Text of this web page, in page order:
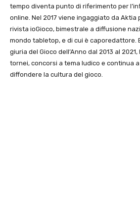
tempo diventa punto di riferimento per
online. Nel 2017 viene ingaggiato da Aktia
rivista ioGioco, bimestrale a diffusione
mondo tabletop, e di cui è caporedattore.
giuria del Gioco dell’Anno dal 2013 al
tornei, concorsi a tema ludico e continua
diffondere la cultura del gioco.